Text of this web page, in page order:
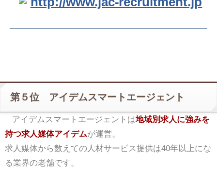
第５位 アイデムスマートエージェント
アイデムスマートエージェントは地域別求人に強みを
持つ求人媒体アイデムが運営。
求人媒体から数えての人材サービス提供は40年以上にな
る業界の老舗です。